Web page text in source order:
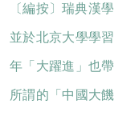
〔編按〕瑞典漢
並於北京大學學
年「大躍進」也
所謂的「中國大